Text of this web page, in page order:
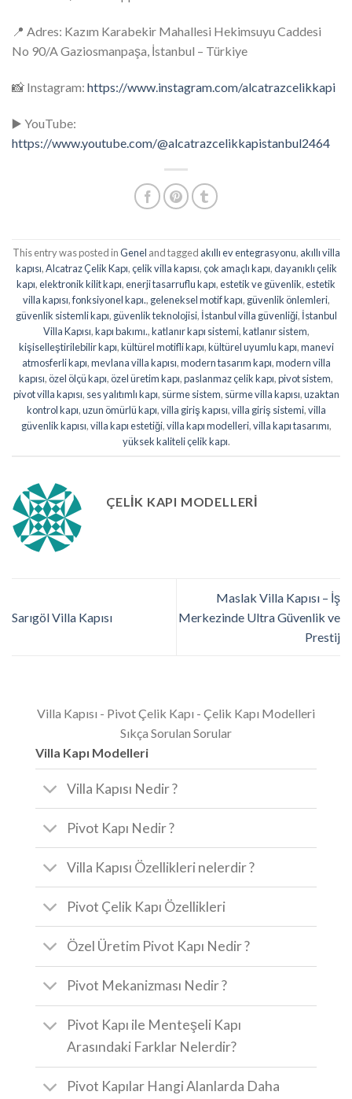
📍 Adres: Kazım Karabekir Mahallesi Hekimsuyu Caddesi
No 90/A Gaziosmanpaşa, İstanbul – Türkiye
📸 Instagram: https://www.instagram.com/alcatrazcelikkapi
▶️ YouTube:
https://www.youtube.com/@alcatrazcelikkapistanbul2464
This entry was posted inGenel and tagged akıllı ev entegrasyonu, akıllı villa
kapısı,Alcatraz Çelik Kapı,çelik villa kapısı,çok amaçlı kapı,dayanıklı çelik
kapı,elektronik kilit kapı,enerji tasarruflu kapı,estetik ve güvenlik,estetik
villa kapısı,fonksiyonel kapı., geleneksel motif kapı, güvenlik önlemleri,
güvenlik sistemli kapı, güvenlik teknolojisi, İstanbul villa güvenliği, İstanbul
Villa Kapısı,kapı bakımı.,katlanır kapı sistemi,katlanır sistem,
kişiselleştirilebilir kapı,kültürel motifli kapı,kültürel uyumlu kapı,manevi
atmosferli kapı,mevlana villa kapısı,modern tasarım kapı,modern villa
kapısı,özel ölçü kapı,özel üretim kapı,paslanmaz çelik kapı,pivot sistem,
pivot villa kapısı, ses yalıtımlı kapı, sürme sistem, sürme villa kapısı,uzaktan
kontrol kapı,uzun ömürlü kapı,villa giriş kapısı,villa giriş sistemi,villa
güvenlik kapısı,villa kapı estetiği,villa kapı modelleri,villa kapı tasarımı,
yüksek kaliteli çelik kapı.
ÇELIK KAPI MODELLERI
Sarıgöl Villa Kapısı
Maslak Villa Kapısı – İş
Merkezinde Ultra Güvenlik ve
Prestij
Villa Kapısı - Pivot Çelik Kapı - Çelik Kapı Modelleri
Sıkça Sorulan Sorular
Villa Kapı Modelleri
Villa Kapısı Nedir ?
Pivot Kapı Nedir ?
Villa Kapısı Özellikleri nelerdir ?
Pivot Çelik Kapı Özellikleri
Özel Üretim Pivot Kapı Nedir ?
Pivot Mekanizması Nedir ?
Pivot Kapı ile Menteşeli Kapı
Arasındaki Farklar Nelerdir?
Pivot Kapılar Hangi Alanlarda Daha